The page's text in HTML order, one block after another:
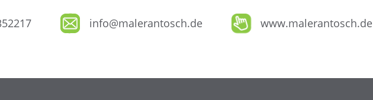
info@malerantosch.de www.malerantosch.de